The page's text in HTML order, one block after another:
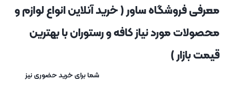
معرفی فروشگاه ساور ( خرید آنلاین انواع لوازم و
محصولات مورد نیاز کافه و رستوران با بهترین
قیمت بازار )
شما برای خرید حضوری نیز